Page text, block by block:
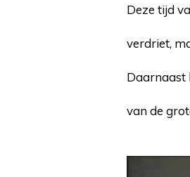
Deze tijd
verdriet,
Daarnaast
van de